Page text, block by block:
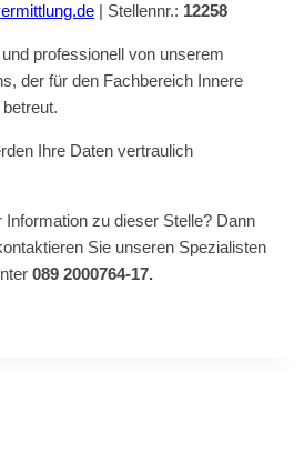
| Stellennr.: 12258
professionell von unserem
der für den Fachbereich Innere
Ihre Daten vertraulich
Information zu dieser Stelle? Dann
Sie unseren Spezialisten
089 2000764-17.